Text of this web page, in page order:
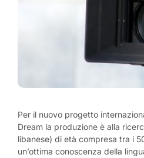
Per il nuovo progetto
Dream la produzione è alla
libanese) di età compresa tra i
un’ottima conoscenza della